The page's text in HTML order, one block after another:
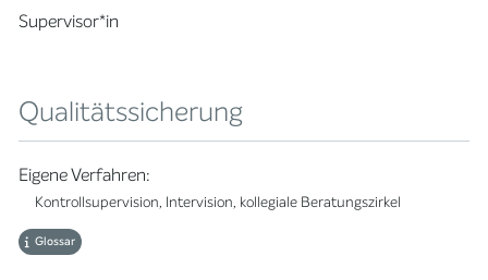
Supervisor*in
Qualitätssicherung
Eigene Verfahren:
Kontrollsupervision, Intervision, kollegiale Beratungszirkel
Glossar